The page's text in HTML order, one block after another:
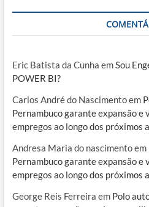
Eric Batista da Cunha emSou
POWER BI?
Carlos André do Nascimentoem
Pernambuco garante expansão e
empregos ao longo dos próximos
Andresa Maria do nascimentoem
Pernambuco garante expansão e
empregos ao longo dos próximos
George Reis Ferreira em Polo